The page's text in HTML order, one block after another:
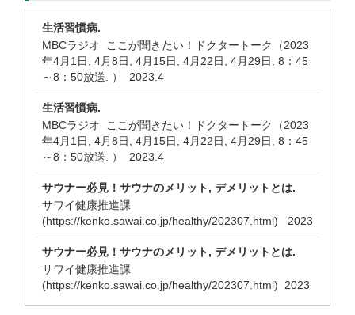
生活習慣病.
MBCラジオ ここが聞きたい！ドクタートーク（2023
年4月1日, 4月8日, 4月15日, 4月22日, 4月29日, 8：45
～8：50放送. ） 2023.4
生活習慣病.
MBCラジオ ここが聞きたい！ドクタートーク（2023
年4月1日, 4月8日, 4月15日, 4月22日, 4月29日, 8：45
～8：50放送. ） 2023.4
サウナー必見！サウナのメリット, デメリットとは.
サワイ健康推進課
(https://kenko.sawai.co.jp/healthy/202307.html) 2023
サウナー必見！サウナのメリット, デメリットとは.
サワイ健康推進課
(https://kenko.sawai.co.jp/healthy/202307.html) 2023